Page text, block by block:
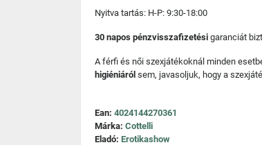
Nyitva tartás: H-P: 9:30-18:00
30 napos pénzvisszafizetési garanciát
A férfi és női szexjátékoknál minden
higiéniáról sem, javasoljuk, hogy a
Ean: 4024144270361
Márka: Cottelli
Eladó: Erotikashow